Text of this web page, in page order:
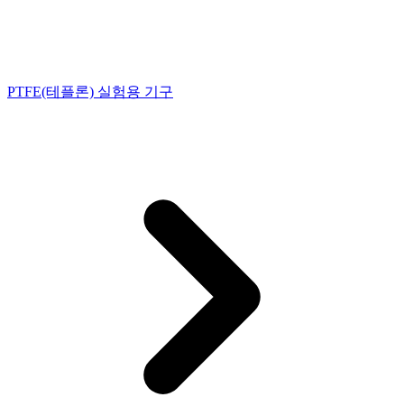
PTFE(테플론) 실험용 기구